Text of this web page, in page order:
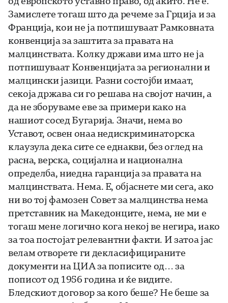
Замислете тогаш што да речеме за Грција и за
Франција, кои не ја потпишуваат Рамковната
конвенција за заштита за правата на
малцинствата. Колку држави има што не ја
потпишуваат Конвенцијата за регионални и
малцински јазици. Разни состојби имаат,
секоја држава си го решава на својот начин, а
да не зборуваме еве за примери како на
нашиот сосед Бугарија. Значи, нема во
Уставот, освен онаа недискриминаторска
клаузула дека сите се еднакви, без оглед на
расна, верска, социјална и национална
определба, ниедна гаранција за правата на
малцинствата. Нема. Е, објаснете ми сега, ако
ни во тој фамозен Совет за малцинства нема
претставник на Македонците, нема, не ми е
тогаш мене логично кога некој ве негира, иако
за тоа постојат релевантни факти. И затоа јас
велам отворете ги декласифицираните
документи на ЦИА за пописите од… за
пописот од 1956 година и ќе видите.
Бледскиот договор за кого беше? Не беше за